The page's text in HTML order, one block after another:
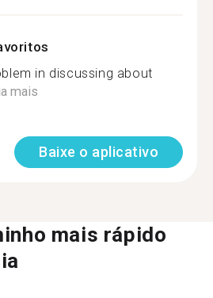
in discussing about
mais
Baixe o aplicativo
mais rápido